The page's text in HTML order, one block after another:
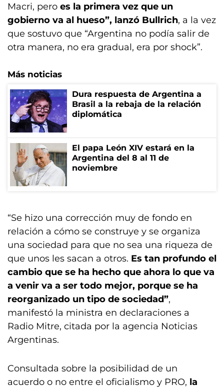
Macri, pero es la primera vez que un
gobierno va al hueso”, lanzó Bullrich, a la vez
que sostuvo que “Argentina no podía salir de
otra manera, no era gradual, era por shock”.
Más noticias
Dura respuesta de Argentina a
Brasil a la rebaja de la relación
diplomática
El papa León XIV estará en la
Argentina del 8 al 11 de
noviembre
“Se hizo una corrección muy de fondo en
relación a cómo se construye y se organiza
una sociedad para que no sea una riqueza de
que unos les sacan a otros. Es tan profundo el
cambio que se ha hecho que ahora lo que va
a venir va a ser todo mejor, porque se ha
reorganizado un tipo de sociedad”,
manifestó la ministra en declaraciones a
Radio Mitre, citada por la agencia Noticias
Argentinas.
Consultada sobre la posibilidad de un
acuerdo o no entre el oficialismo y PRO, la